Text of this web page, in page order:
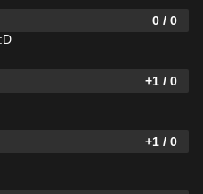
0 / 0
+1 / 0
+1 / 0